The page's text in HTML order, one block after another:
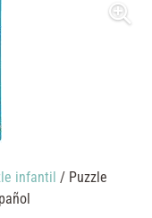
infantil / Puzzle